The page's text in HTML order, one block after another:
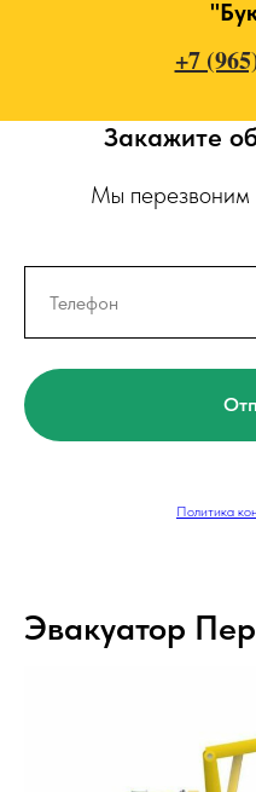
+7
Закажите
Мы перезвоним
Политика
Эвакуатор